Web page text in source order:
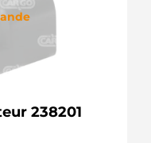
238201